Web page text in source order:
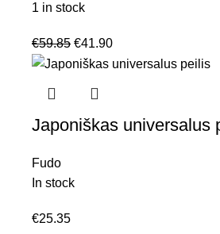
1 in stock
€59.85 €41.90
Japoniškas universalus
Fudo
In stock
€25.35